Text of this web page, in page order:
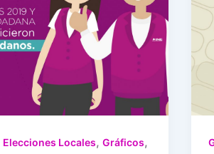
Elecciones Locales, Gráficos,